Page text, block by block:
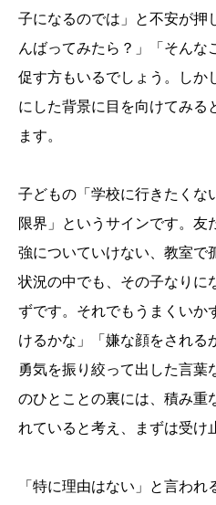
子になるのでは」と不安が押
んばってみたら？」「そんな
促す方もいるでしょう。しか
にした背景に目を向けてみる
ます。
子どもの「学校に行きたくな
限界」というサインです。友
強についていけない、教室
状況の中でも、その子なりに
ずです。それでもうまくいか
けるかな」「嫌な顔をされる
勇気を振り絞って出した言葉
のひとことの裏には、積み重
れていると考え、まずは受け
「特に理由はない」と言わ